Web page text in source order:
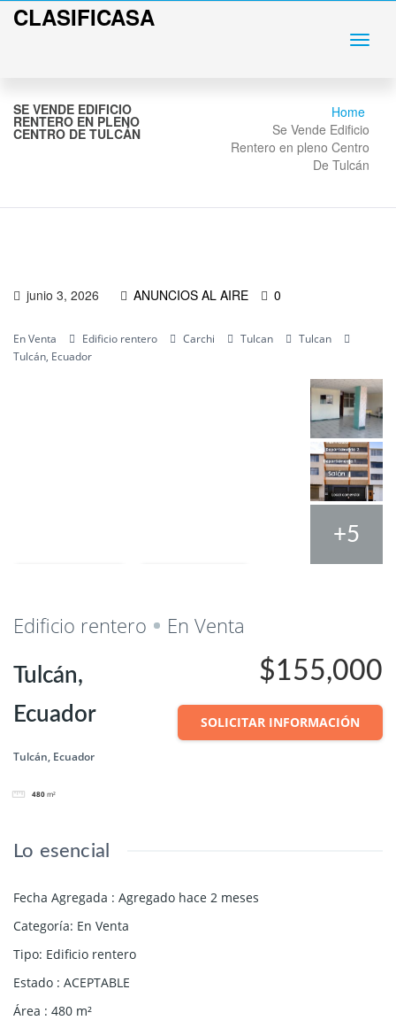
CLASIFICASA
SE VENDE EDIFICIO
RENTERO EN PLENO
CENTRO DE TULCÁN
Home
Se Vende Edificio
Rentero en pleno Centro
De Tulcán
junio 3, 2026 ANUNCIOS AL AIRE 0
En Venta Edificio rentero Carchi Tulcan
Tulcan
Tulcán, Ecuador
+5
Edificio rentero En Venta
Tulcán,
Ecuador
Tulcán, Ecuador
480 m²
$155,000
SOLICITAR INFORMACIÓN
Lo esencial
Fecha Agregada : Agregado hace 2 meses
Categoría: En Venta
Tipo: Edificio rentero
Estado : ACEPTABLE
Área : 480 m²